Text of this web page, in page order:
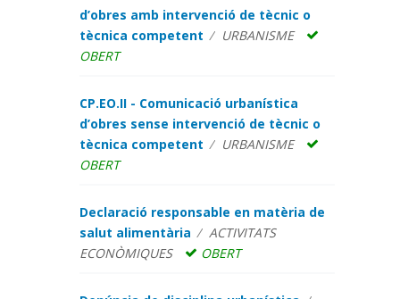
d’obres amb intervenció de tècnic o
tècnica competent
URBANISME
OBERT
CP.EO.II - Comunicació urbanística
d’obres sense intervenció de tècnic o
tècnica competent
URBANISME
OBERT
Declaració responsable en matèria de
salut alimentària
ACTIVITATS
ECONÒMIQUES
OBERT